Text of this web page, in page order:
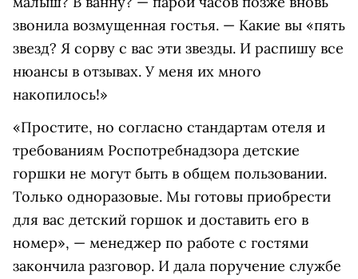
звонила возмущенная гостья. — Какие вы «пять
звезд? Я сорву с вас эти звезды. И распишу все
нюансы в отзывах. У меня их много
накопилось!»
«Простите, но согласно стандартам отеля и
требованиям Роспотребнадзора детские
горшки не могут быть в общем пользовании.
Только одноразовые. Мы готовы приобрести
для вас детский горшок и доставить его в
номер», — менеджер по работе с гостями
закончила разговор. И дала поручение службе